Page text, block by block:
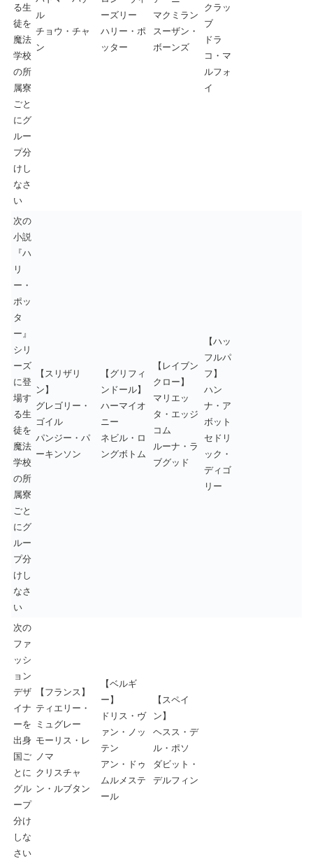
る生
徒を
魔法
学校
の所
属寮
ごと
にグ
ルー
プ分
けし
なさ
い
ル
チョウ・チャ
ン
ーズリー
ハリー・ポ
ッター
マクミラン
スーザン・
ボーンズ
クラッ
ブ
ドラ
コ・マ
ルフォ
イ
次の
小説
『ハ
リ
ー・
ポッ
タ
ー』
シリ
ーズ
に登
場す
る生
徒を
魔法
学校
の所
属寮
ごと
にグ
ルー
プ分
けし
なさ
い
【スリザリ
ン】
グレゴリー・
ゴイル
パンジー・パ
ーキンソン
【グリフィ
ンドール】
ハーマイオ
ニー
ネビル・ロ
ングボトム
【レイブン
クロー】
マリエッ
タ・エッジ
コム
ルーナ・ラ
ブグッド
【ハッ
フルパ
フ】
ハン
ナ・ア
ボット
セドリ
ック・
ディゴ
リー
次の
ファ
ッシ
ョン
デザ
イナ
ーを
出身
国ご
とに
グル
ープ
分け
しな
さい
【フランス】
ティエリー・
ミュグレー
モーリス・レ
ノマ
クリスチャ
ン・ルブタン
【ベルギ
ー】
ドリス・ヴ
ァン・ノッ
テン
アン・ドゥ
ムルメステ
ール
【スペイ
ン】
ヘスス・デ
ル・ポソ
ダビット・
デルフィン